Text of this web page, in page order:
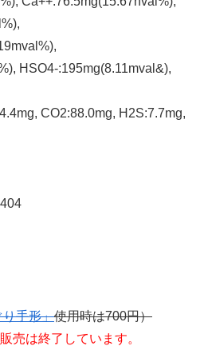
HSO4-:195mg(8.11mval&),
CO2:88.0mg, H2S:7.7mg,
り手形」使用時は700円）
売は終了しています。